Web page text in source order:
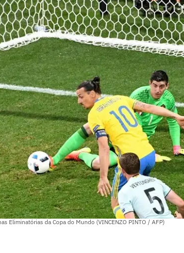
Eliminatórias da Copa do Mundo (VINCENZO PINTO / AFP)